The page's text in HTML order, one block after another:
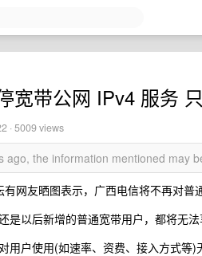
宽带公网 IPv4 服务
· 5009 views
ago, the information mentioned may
网友晒图表示，广西电信将不再对普
是以后新增的普通宽带用户，都将无法
用户使用(如速率、资费、接入方式等)